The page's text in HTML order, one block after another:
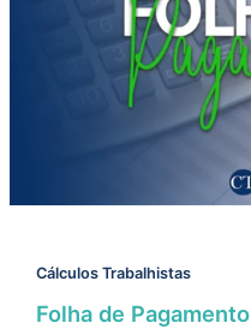
Cálculos Trabalhistas
Folha de Pagamento